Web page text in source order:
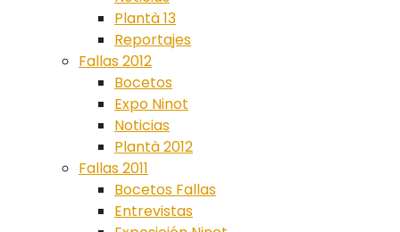
Plantà 13
Reportajes
Fallas 2012
Bocetos
Expo Ninot
Noticias
Plantà 2012
Fallas 2011
Bocetos Fallas
Entrevistas